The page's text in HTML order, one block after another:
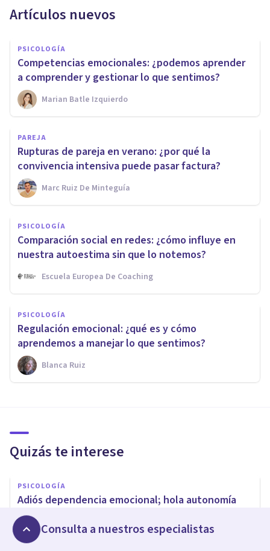
Artículos nuevos
PSICOLOGÍA
Competencias emocionales: ¿podemos aprender
a comprender y gestionar lo que sentimos?
Marian Batle Izquierdo
PAREJA
Rupturas de pareja en verano: ¿por qué la
convivencia intensiva puede pasar factura?
Marc Ruiz De Minteguía
PSICOLOGÍA
Comparación social en redes: ¿cómo influye en
nuestra autoestima sin que lo notemos?
Escuela Europea De Coaching
PSICOLOGÍA
Regulación emocional: ¿qué es y cómo
aprendemos a manejar lo que sentimos?
Blanca Ruiz
Quizás te interese
PSICOLOGÍA
Adiós dependencia emocional; hola autonomía
afectiva
Esther Cabezas Gutiérrez
Consulta a nuestros especialistas